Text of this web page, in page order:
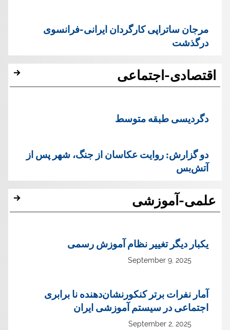
مرجان ساتراپی کارگردان ایرانی-فرانسوی
درگذشت
اقتصادی-اجتماعی
دگردیسی طبقه متوسط
دو گزارش: روایت عکاسان از جنگ، شهر پس از
آتش‌بس
علمی-آموزشی
یک‏بار دیگر تغییر نظام آموزش رسمی
September 9, 2025
آمار نفرات برتر کنکورنشان‌دهنده نا برابری
اجتماعی در سیستم آموزشی ایران
September 2, 2025